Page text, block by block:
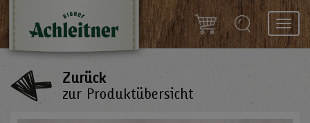
Zurück
zur Produktübersicht